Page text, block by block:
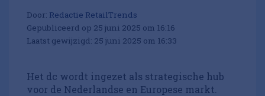
Door: Redactie RetailTrends
Gepubliceerd op 25 juni 2025 om 16:16
Laatst gewijzigd: 25 juni 2025 om 16:33
Het dc wordt ingezet als strategische hub
voor de Nederlandse en Europese markt.